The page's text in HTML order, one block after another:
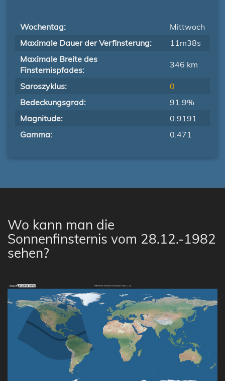
Wochentag:
Mittwoch
Maximale Dauer der Verfinsterung:
11m38s
Maximale Breite des
Finsternispfades:
346 km
Saroszyklus:
0
Bedeckungsgrad:
91.9%
Magnitude:
0.9191
Gamma:
0.471
Wo kann man die
Sonnenfinsternis vom 28.12.-1982
sehen?